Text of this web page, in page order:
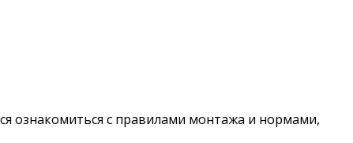
ознакомиться с правилами монтажа и нормами,